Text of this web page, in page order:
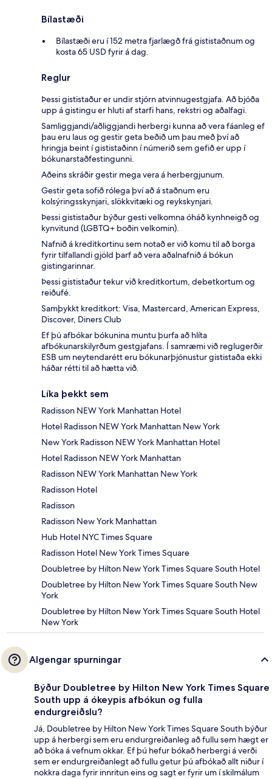
Bílastæði
Bílastæði eru í 152 metra fjarlægð frá gististaðnum og
kosta 65 USD fyrir á dag.
Reglur
Þessi gististaður er undir stjórn atvinnugestgjafa. Að bjóða
upp á gistingu er hluti af starfi hans, rekstri og aðalfagi.
Samliggjandi/aðliggjandi herbergi kunna að vera fáanleg ef
þau eru laus og gestir geta beðið um þau með því að
hringja beint í gististaðinn í númerið sem gefið er upp í
bókunarstaðfestingunni.
Aðeins skráðir gestir mega vera á herbergjunum.
Gestir geta sofið rólega því að á staðnum eru
kolsýringsskynjari, slökkvitæki og reykskynjari.
Þessi gististaður býður gesti velkomna óháð kynhneigð og
kynvitund (LGBTQ+ boðin velkomin).
Nafnið á kreditkortinu sem notað er við komu til að borga
fyrir tilfallandi gjöld þarf að vera aðalnafnið á bókun
gistingarinnar.
Þessi gististaður tekur við kreditkortum, debetkortum og
reiðufé.
Samþykkt kreditkort: Visa, Mastercard, American Express,
Discover, Diners Club
Ef þú afbókar bókunina muntu þurfa að hlíta
afbókunarskilyrðum gestgjafans. Í samræmi við reglugerðir
ESB um neytendarétt eru bókunarþjónustur gististaða ekki
háðar rétti til að hætta við.
Líka þekkt sem
Radisson NEW York Manhattan Hotel
Hotel Radisson NEW York Manhattan New York
New York Radisson NEW York Manhattan Hotel
Hotel Radisson NEW York Manhattan
Radisson NEW York Manhattan New York
Radisson Hotel
Radisson
Radisson New York Manhattan
Hub Hotel NYC Times Square
Radisson Hotel New York Times Square
Doubletree by Hilton New York Times Square South Hotel
Doubletree by Hilton New York Times Square South New
York
Doubletree by Hilton New York Times Square South Hotel
New York
Algengar spurningar
Býður Doubletree by Hilton New York Times Square
South upp á ókeypis afbókun og fulla
endurgreiðslu?
Já, Doubletree by Hilton New York Times Square South býður
upp á herbergi sem eru endurgreiðanleg að fullu sem hægt er
að bóka á vefnum okkar. Ef þú hefur bókað herbergi á verði
sem er endurgreiðanlegt að fullu getur þú afbókað allt niður í
nokkra daga fyrir innritun eins og sagt er fyrir um í skilmálum